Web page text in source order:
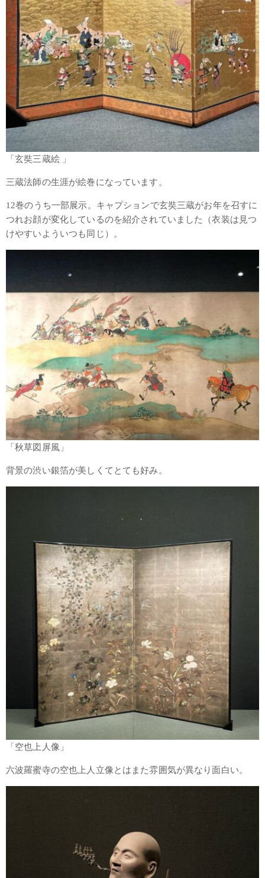
「玄奘三蔵絵 」
三蔵法師の生涯が絵巻になっています。
12巻のうち一部展示。キャプションで玄奘三蔵がお年を召すに
つれお顔が変化しているのを紹介されていました（衣装は見つ
けやすいよういつも同じ）。
「秋草図屏風」
背景の渋い銀箔が美しくてとても好み。
「空也上人像」
六波羅蜜寺の空也上人立像とはまた雰囲気が異なり面白い。